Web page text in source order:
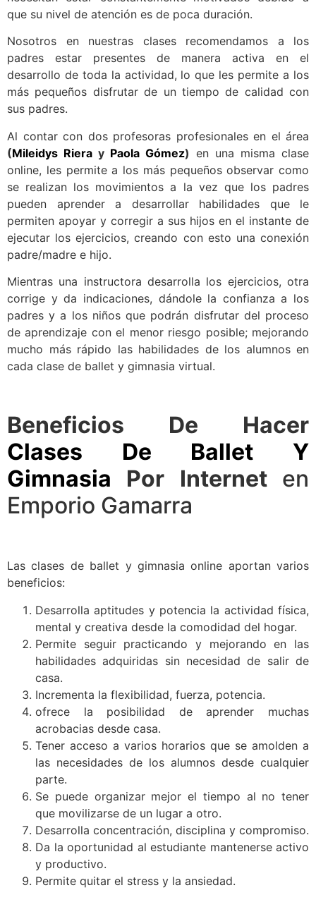
que su nivel de atención es de poca duración.
Nosotros en nuestras clases recomendamos a los
padres estar presentes de manera activa en el
desarrollo de toda la actividad, lo que les permite a los
más pequeños disfrutar de un tiempo de calidad con
sus padres.
Al contar con dos profesoras profesionales en el área
(Mileidys Riera y Paola Gómez) en una misma clase
online, les permite a los más pequeños observar como
se realizan los movimientos a la vez que los padres
pueden aprender a desarrollar habilidades que le
permiten apoyar y corregir a sus hijos en el instante de
ejecutar los ejercicios, creando con esto una conexión
padre/madre e hijo.
Mientras una instructora desarrolla los ejercicios, otra
corrige y da indicaciones, dándole la confianza a los
padres y a los niños que podrán disfrutar del proceso
de aprendizaje con el menor riesgo posible; mejorando
mucho más rápido las habilidades de los alumnos en
cada clase de ballet y gimnasia virtual.
Beneficios De Hacer
Clases De Ballet Y
Gimnasia Por Internet en
Emporio Gamarra
Las clases de ballet y gimnasia online aportan varios
beneficios:
Desarrolla aptitudes y potencia la actividad física,
mental y creativa desde la comodidad del hogar.
Permite seguir practicando y mejorando en las
habilidades adquiridas sin necesidad de salir de
casa.
Incrementa la flexibilidad, fuerza, potencia.
ofrece la posibilidad de aprender muchas
acrobacias desde casa.
Tener acceso a varios horarios que se amolden a
las necesidades de los alumnos desde cualquier
parte.
Se puede organizar mejor el tiempo al no tener
que movilizarse de un lugar a otro.
Desarrolla concentración, disciplina y compromiso.
Da la oportunidad al estudiante mantenerse activo
y productivo.
Permite quitar el stress y la ansiedad.